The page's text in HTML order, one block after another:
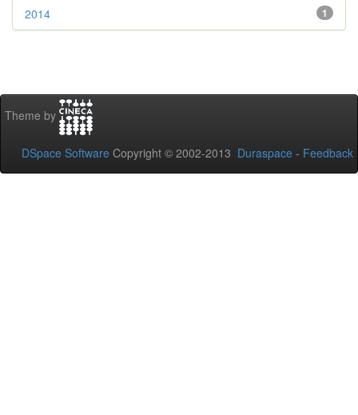
1
2014
Theme by
DSpace Software Copyright © 2002-2013 Duraspace - Feedback